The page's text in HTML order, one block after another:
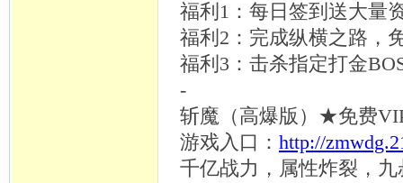
福利 1：每日签到送大量
福利 2：完成纵横之路，
福利 3：击杀指定打金
-
斩魔（高爆版） ★免费
游戏入口： http://
千亿战力，属性炸裂，九